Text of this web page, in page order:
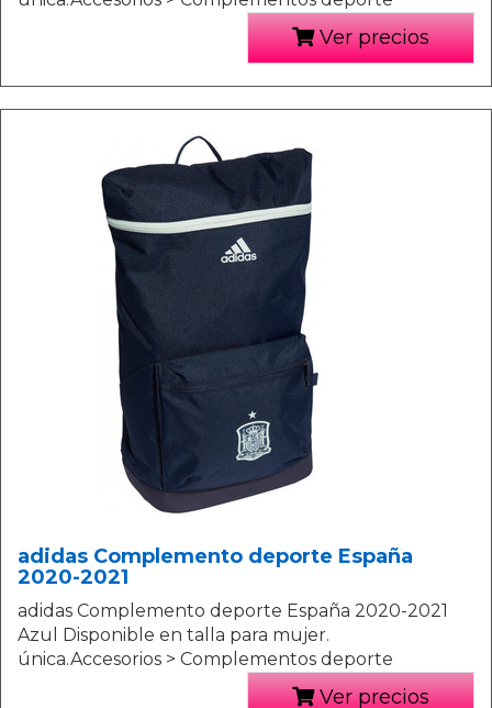
Ver precios
adidas Complemento deporte España
2020-2021
adidas Complemento deporte España 2020-2021
Azul Disponible en talla para mujer.
única.Accesorios > Complementos deporte
Ver precios